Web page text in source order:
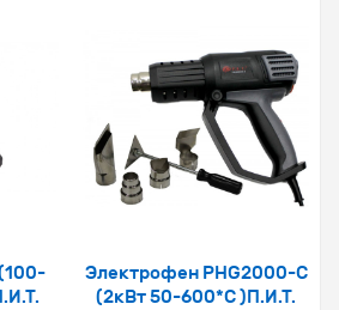
Электрофен PHG2000-C
(2кВт 50-600*С )П.И.Т.